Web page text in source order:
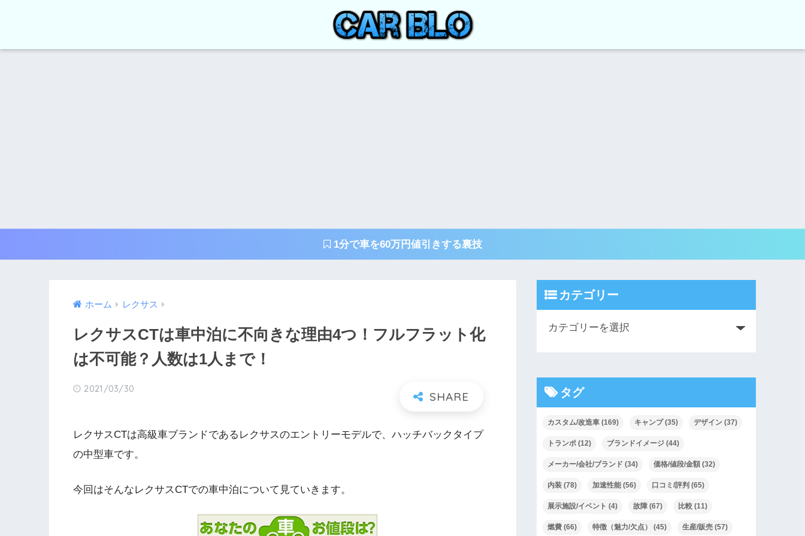
1分で車を60万円値引きする裏技
ホーム レクサス
レクサスCTは車中泊に不向きな理由4つ！フルフラット化
は不可能？人数は1人まで！
2021/03/30
レクサスCTは高級車ブランドであるレクサスのエントリーモデルで、ハッチバックタイプ
の中型車です。
今回はそんなレクサスCTでの車中泊について見ていきます。
カテゴリー
タグ
カスタム/改造車 (169) キャンプ(35) デザイン (37)
トランポ (12) ブランドイメージ (44)
メーカー/会社/ブランド (34) 価格/値段/金額 (32)
内装 (78) 加速性能 (56) 口コミ/評判 (65)
展示施設/イベント (4) 故障 (67) 比較 (11)
燃費 (66) 特徴（魅力/欠点） (45) 生産/販売 (57)